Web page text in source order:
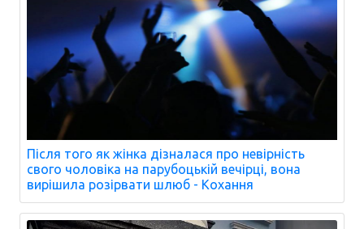
Після того як жінка дізналася про невірність
свого чоловіка на парубоцькій вечірці, вона
вирішила розірвати шлюб - Кохання